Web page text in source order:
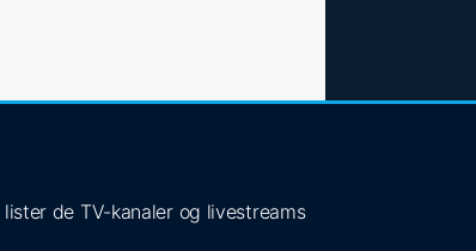
de TV-kanaler og livestreams